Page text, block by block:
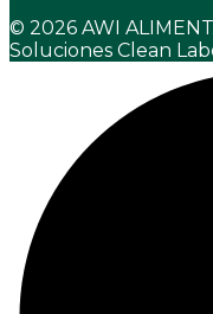
© 2026 AWI
Soluciones Clean